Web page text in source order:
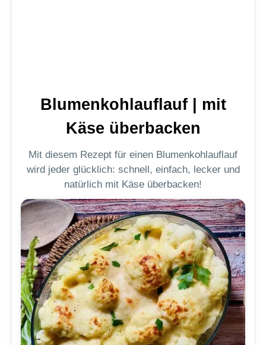
Blumenkohlauflauf | mit
Käse überbacken
Mit diesem Rezept für einen Blumenkohlauflauf
wird jeder glücklich: schnell, einfach, lecker und
natürlich mit Käse überbacken!